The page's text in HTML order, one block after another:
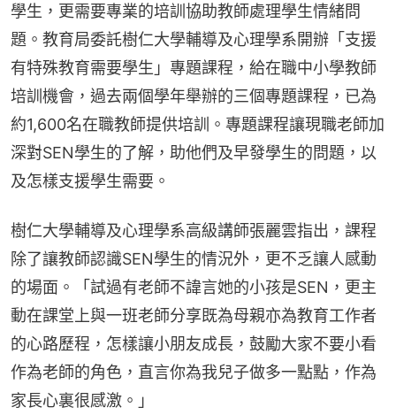
學生，更需要專業的培訓協助教師處理學生情緒問
題。教育局委託樹仁大學輔導及心理學系開辦「支援
有特殊教育需要學生」專題課程，給在職中小學教師
培訓機會，過去兩個學年舉辦的三個專題課程，已為
約1,600名在職教師提供培訓。專題課程讓現職老師加
深對SEN學生的了解，助他們及早發學生的問題，以
及怎樣支援學生需要。
樹仁大學輔導及心理學系高級講師張麗雲指出，課程
除了讓教師認識SEN學生的情況外，更不乏讓人感動
的場面。「試過有老師不諱言她的小孩是SEN，更主
動在課堂上與一班老師分享既為母親亦為教育工作者
的心路歷程，怎樣讓小朋友成長，鼓勵大家不要小看
作為老師的角色，直言你為我兒子做多一點點，作為
家長心裏很感激。」